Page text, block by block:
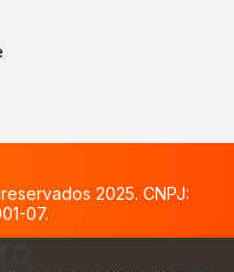
2025. CNPJ:
07.